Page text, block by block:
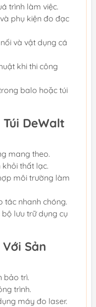
trình làm việc.
phụ kiện đo đạc
và vật dụng cá
khi thi công
balo hoặc túi
DeWalt
mang theo.
khỏi thất lạc.
môi trường làm
tác nhanh chóng.
lưu trữ dụng cụ
Sản
bảo trì.
trình.
máy đo laser.